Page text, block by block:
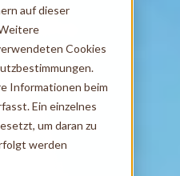
auf dieser
Cookies
Informationen beim
Ein einzelnes
um daran zu
werden